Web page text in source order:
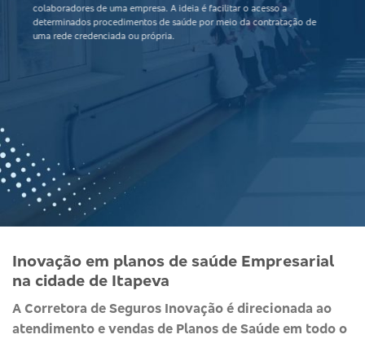
colaboradores de uma empresa. A ideia é facilitar o acesso a
determinados procedimentos de saúde por meio da contratação de
uma rede credenciada ou própria.
Inovação em planos de saúde Empresarial
na cidade de Itapeva
A Corretora de Seguros Inovação é direcionada ao
atendimento e vendas de Planos de Saúde em todo o